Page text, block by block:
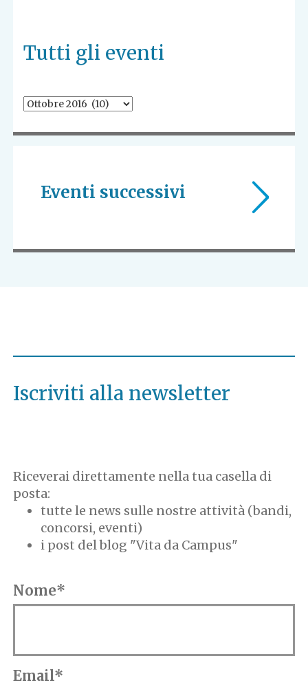
Tutti gli eventi
Eventi successivi
Iscriviti alla newsletter
Riceverai direttamente nella tua casella di
posta:
tutte le news sulle nostre attività (bandi,
concorsi, eventi)
i post del blog "Vita da Campus"
Nome*
Email*